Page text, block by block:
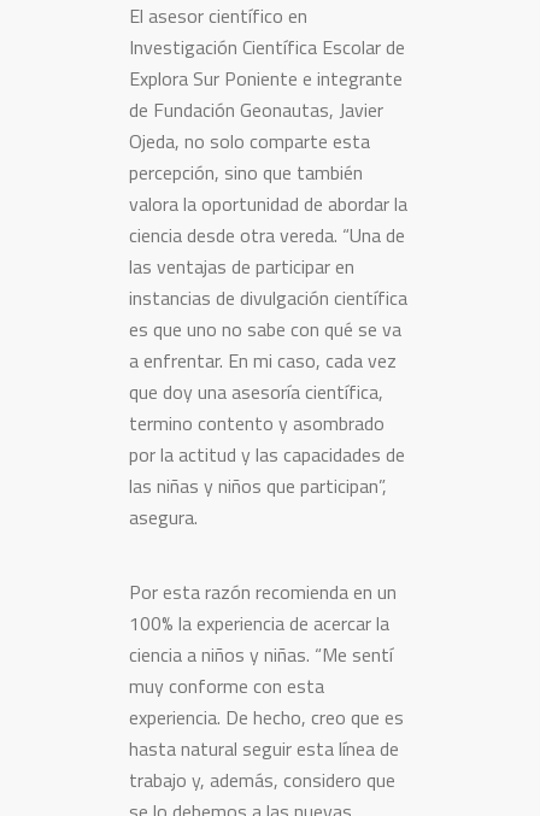
El asesor científico en
Investigación Científica Escolar de
Explora Sur Poniente e integrante
de Fundación Geonautas, Javier
Ojeda, no solo comparte esta
percepción, sino que también
valora la oportunidad de abordar la
ciencia desde otra vereda. “Una de
las ventajas de participar en
instancias de divulgación científica
es que uno no sabe con qué se va
a enfrentar. En mi caso, cada vez
que doy una asesoría científica,
termino contento y asombrado
por la actitud y las capacidades de
las niñas y niños que participan”,
asegura.
Por esta razón recomienda en un
100% la experiencia de acercar la
ciencia a niños y niñas. “Me sentí
muy conforme con esta
experiencia. De hecho, creo que es
hasta natural seguir esta línea de
trabajo y, además, considero que